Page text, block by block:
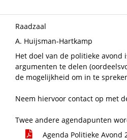
Raadzaal
A. Huijsman-Hartkamp
Het doel van de politieke
argumenten te delen
de mogelijkheid om in te
Neem hiervoor contact op met
Twee andere agendapunten
Agenda Politieke Avond